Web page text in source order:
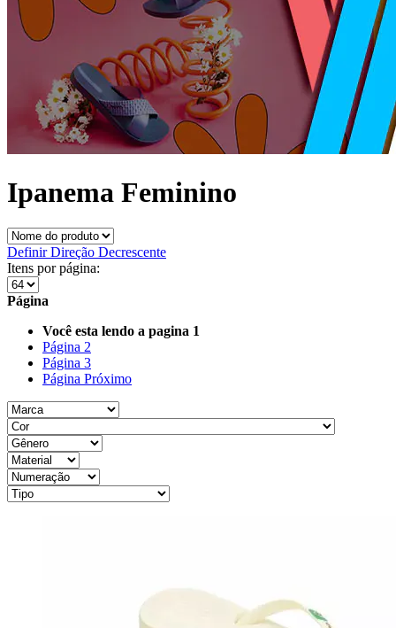
Ipanema Feminino
Definir Direção Decrescente
Itens por página:
Página
Você esta lendo a pagina 1
Página 2
Página 3
Página Próximo